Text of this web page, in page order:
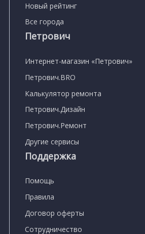
Новый рейтинг
Все города
Петрович
Интернет-магазин «Петрович»
Петрович.BRO
Калькулятор ремонта
Петрович.Дизайн
Петрович.Ремонт
Другие сервисы
Поддержка
Помощь
Правила
Договор оферты
Сотрудничество